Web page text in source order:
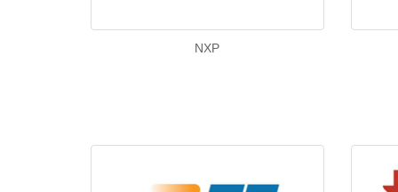
NXP